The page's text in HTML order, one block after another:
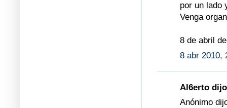
por un lado
Venga
8 de abril
8 abr 2010,
Al6erto
Anónimo